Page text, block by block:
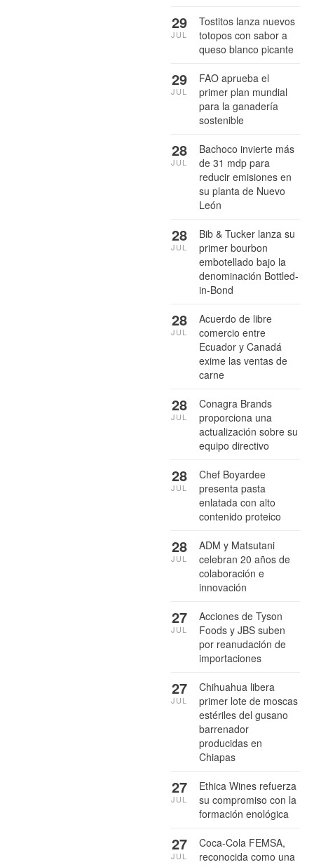
Tostitos lanza nuevos
totopos con sabor a
queso blanco picante
29
JUL
FAO aprueba el
primer plan mundial
para la ganadería
sostenible
29
JUL
Bachoco invierte más
de 31 mdp para
reducir emisiones en
su planta de Nuevo
León
28
JUL
Bib & Tucker lanza su
primer bourbon
embotellado bajo la
denominación Bottled-
in-Bond
28
JUL
Acuerdo de libre
comercio entre
Ecuador y Canadá
exime las ventas de
carne
28
JUL
Conagra Brands
proporciona una
actualización sobre su
equipo directivo
28
JUL
Chef Boyardee
presenta pasta
enlatada con alto
contenido proteico
28
JUL
ADM y Matsutani
celebran 20 años de
colaboración e
innovación
28
JUL
Acciones de Tyson
Foods y JBS suben
por reanudación de
importaciones
27
JUL
Chihuahua libera
primer lote de moscas
estériles del gusano
barrenador
producidas en
Chiapas
27
JUL
Ethica Wines refuerza
su compromiso con la
formación enológica
27
JUL
Coca-Cola FEMSA,
reconocida como una
27
JUL